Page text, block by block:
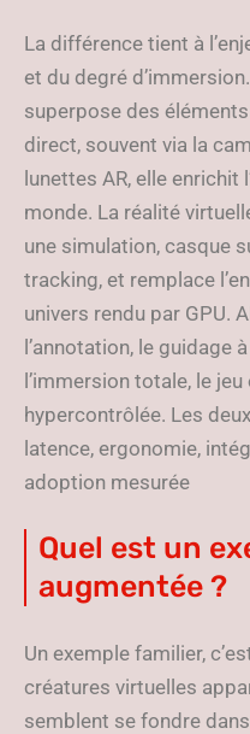
La différence tient à
et du degré
superpose des
direct, souvent via la
lunettes AR, elle enrichit
monde. La réalité
une simulation, casque
tracking, et remplace
univers rendu par GPU.
l’annotation, le guidage
l’immersion totale, le
hypercontrôlée. Les
latence, ergonomie,
adoption mesurée
Quel est un
augmentée ?
Un exemple familier,
créatures virtuelles
semblent se fondre